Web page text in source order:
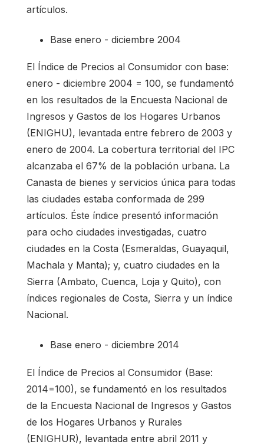
artículos.
Base enero - diciembre 2004
El Índice de Precios al Consumidor con base:
enero - diciembre 2004 = 100, se fundamentó
en los resultados de la Encuesta Nacional de
Ingresos y Gastos de los Hogares Urbanos
(ENIGHU), levantada entre febrero de 2003 y
enero de 2004. La cobertura territorial del IPC
alcanzaba el 67% de la población urbana. La
Canasta de bienes y servicios única para todas
las ciudades estaba conformada de 299
artículos. Éste índice presentó información
para ocho ciudades investigadas, cuatro
ciudades en la Costa (Esmeraldas, Guayaquil,
Machala y Manta); y, cuatro ciudades en la
Sierra (Ambato, Cuenca, Loja y Quito), con
índices regionales de Costa, Sierra y un índice
Nacional.
Base enero - diciembre 2014
El Índice de Precios al Consumidor (Base:
2014=100), se fundamentó en los resultados
de la Encuesta Nacional de Ingresos y Gastos
de los Hogares Urbanos y Rurales
(ENIGHUR), levantada entre abril 2011 y